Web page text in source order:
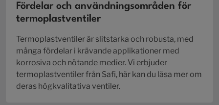
Fördelar och användningsområden för
termoplastventiler
Termoplastventiler är slitstarka och robusta, med
många fördelar i krävande applikationer med
korrosiva och nötande medier. Vi erbjuder
termoplastventiler från Safi, här kan du läsa mer om
deras högkvalitativa ventiler.